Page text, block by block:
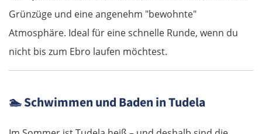
Grünzüge und eine angenehm "bewohnte"
Atmosphäre. Ideal für eine schnelle Runde, wenn du
nicht bis zum Ebro laufen möchtest.
🏊Schwimmen und Baden in Tudela
Pilsen